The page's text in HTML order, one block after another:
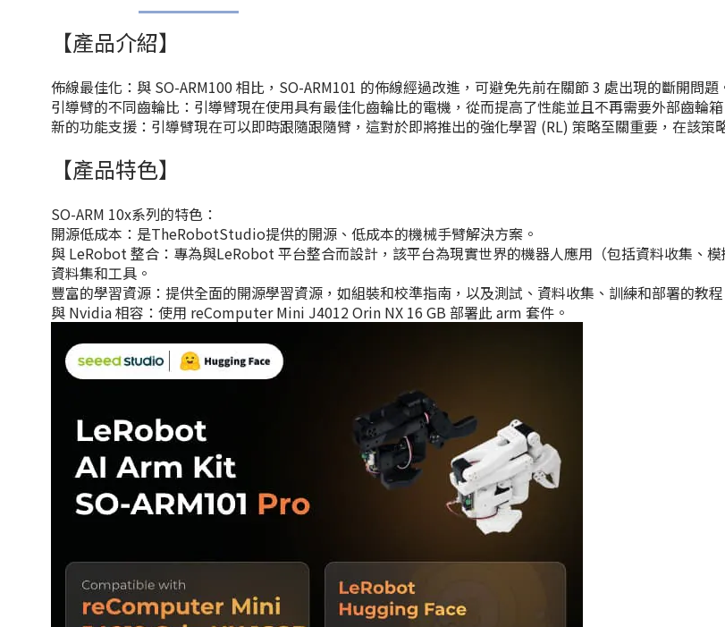
【產品介紹】
佈線最佳化：與 SO-ARM100 相比，SO-ARM101 的佈線經過改進，可避免先前在關節 3 處出現的斷開問
引導臂的不同齒輪比：引導臂現在使用具有最佳化齒輪比的電機，從而提高了性能並且不再需要外部齒輪箱
新的功能支援：引導臂現在可以即時跟隨跟隨臂，這對於即將推出的強化學習 (RL) 策略至關重要，在該策
【產品特色】
SO-ARM 10x系列的特色：
開源低成本：是TheRobotStudio提供的開源、低成本的機械手臂解決方案。
與 LeRobot 整合：專為與LeRobot 平台整合而設計，該平台為現實世界的機器人應用（包括資料收集、
資料集和工具。
豐富的學習資源：提供全面的開源學習資源，如組裝和校準指南，以及測試、資料收集、訓練和部署的教
與 Nvidia 相容：使用 reComputer Mini J4012 Orin NX 16 GB 部署此 arm 套件。